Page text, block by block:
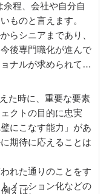
程、会社や自分自
ものと言えます。
らシニアまであり、
後専門職化が進んで
ナルが求められてく
た時に、重要な要素
クトの目的に忠実
にこなす能力」があ
期待に応えることは
れた通りのことをす
メーション化などの
例えば、